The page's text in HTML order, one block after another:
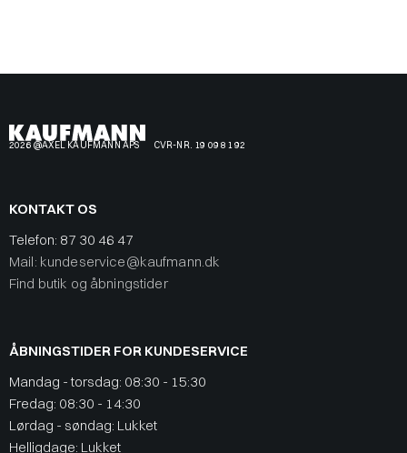
2026 @AXEL KAUFMANN APS CVR-NR. 19 09 81 92
KONTAKT OS
Telefon: 87 30 46 47
Mail: kundeservice@kaufmann.dk
Find butik og åbningstider
ÅBNINGSTIDER FOR KUNDESERVICE
Mandag - torsdag: 08:30 - 15:30
Fredag: 08:30 - 14:30
Lørdag - søndag: Lukket
Helligdage: Lukket